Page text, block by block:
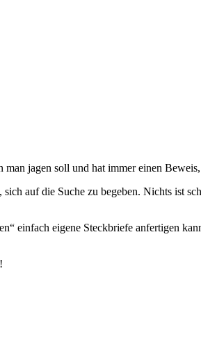
jagen soll und hat immer einen
auf die Suche zu begeben. Nichts ist
einfach eigene Steckbriefe anfertigen